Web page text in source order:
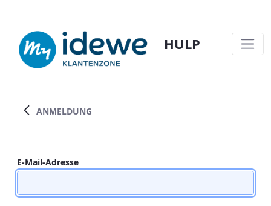
HULP
ANMELDUNG
Anmeldung
E-Mail-Adresse